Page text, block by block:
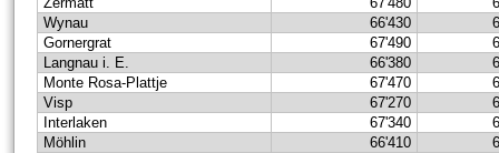
Wynau
66'430
Gornergrat
67'490
Langnau i. E.
66'380
Monte Rosa-Plattje
67'470
Visp
67'270
Interlaken
67'340
Möhlin
66'410